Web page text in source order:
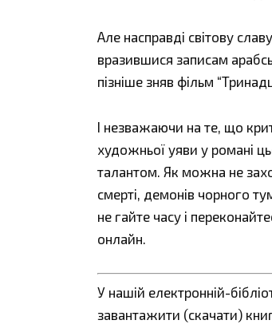
Але насправді світову
вразившися записам
пізніше зняв фільм
І незважаючи на те, що
художньої уяви у романі
талантом. Як можна не
смерті, демонів чорного
не гайте часу і
онлайн.
У нашій електронній-
завантажити (скачати)